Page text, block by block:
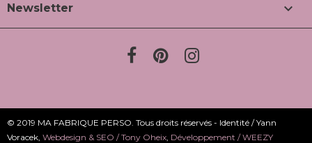
Newsletter 
© 2019 MA FABRIQUE PERSO. Tous droits réservés - Identité / Yann
Voracek, Webdesign & SEO / Tony Oheix, Développement / WEEZY